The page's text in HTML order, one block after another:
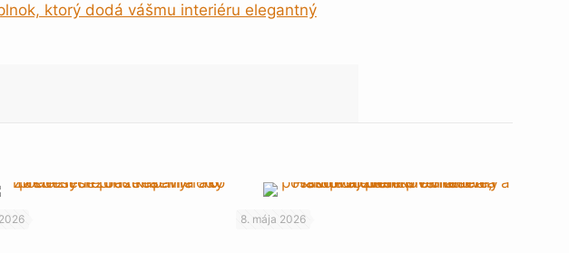
ktorý dodá vášmu interiéru elegantný
8. mája 2026